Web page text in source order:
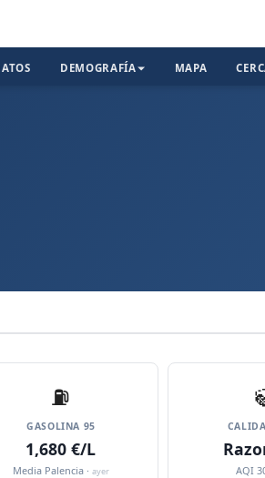
DEMOGRAFÍA MAPA
⛽️
GASOLINA 95
1,680 €/L
Media Palencia · ayer AQI